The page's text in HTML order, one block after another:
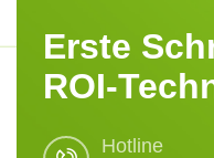
Erste
ROI-
Hotline